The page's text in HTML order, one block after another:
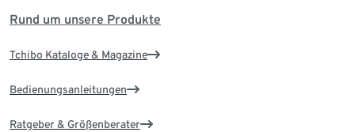
Rund um unsere Produkte
Tchibo Kataloge & Magazine
Bedienungsanleitungen
Ratgeber & Größenberater